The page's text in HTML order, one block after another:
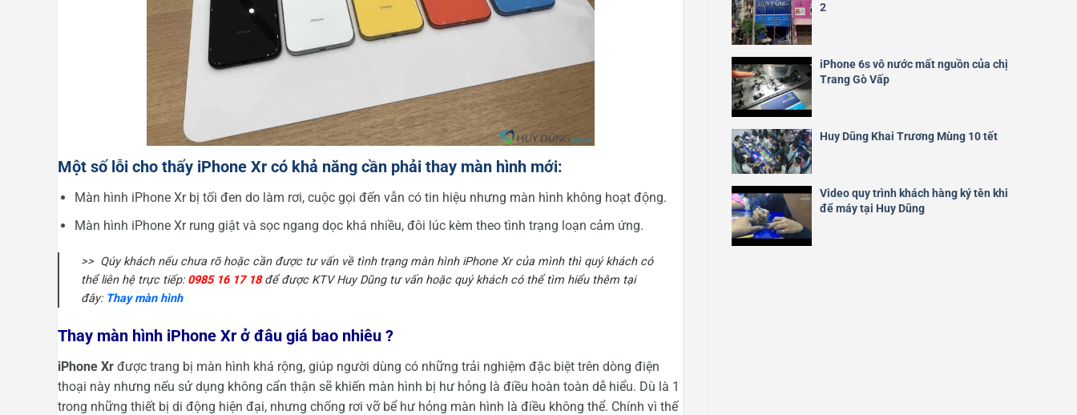
Một số lỗi cho thấy iPhone Xr có khả năng cần phải thay màn hình mới:
Màn hình iPhone Xr bị tối đen do làm rơi, cuộc gọi đến vẫn có tin hiệu nhưng màn hình không hoạt động.
Màn hình iPhone Xr rung giật và sọc ngang dọc khá nhiều, đôi lúc kèm theo tình trạng loạn cảm ứng.
>> Qúy khách nếu chưa rõ hoặc cần được tư vấn về tình trạng màn hình iPhone Xr của mình thìquý khách có
thể liên hệ trực tiếp:0985 16 17 18để được KTV Huy Dũng tư vấn hoặc quý khách có thể tìm hiểu thêm tại
đây: Thay màn hình
Thay màn hình iPhone Xr ở đâu giá bao nhiêu ?
iPhone Xr được trang bị màn hình khá rộng, giúp người dùng có những trải nghiệm đặc biệt trên dòng điện
thoại này nhưng nếu sử dụng không cẩn thận sẽ khiến màn hình bị hư hỏng là điều hoàn toàn dễ hiểu. Dù là 1
trong những thiết bị di động hiện đại, nhưng chống rơi vỡ bể hư hỏng màn hình là điều không thể. Chính vì thế
2
iPhone 6s vô nước mất nguồn của chị
Trang Gò Vấp
Huy Dũng Khai Trương Mùng 10 tết
Video quy trình khách hàng ký tên khi
để máy tại Huy Dũng